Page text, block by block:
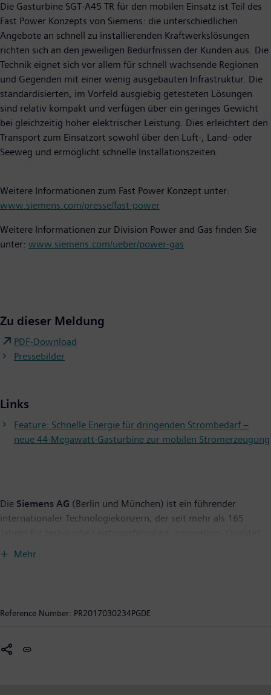
Die Gasturbine SGT-A45 TR für den mobilen Einsatz ist Teil des
Fast Power Konzepts von Siemens: die unterschiedlichen
Angebote an schnell zu installierenden Kraftwerkslösungen
richten sich an den jeweiligen Bedürfnissen der Kunden aus. Die
Technik eignet sich vor allem für schnell wachsende Regionen
und Gegenden mit einer wenig ausgebauten Infrastruktur. Die
standardisierten, im Vorfeld ausgiebig getesteten Lösungen
sind relativ kompakt und verfügen über ein geringes Gewicht
bei gleichzeitig hoher elektrischer Leistung. Dies erleichtert den
Transport zum Einsatzort sowohl über den Luft-, Land- oder
Seeweg und ermöglicht schnelle Installationszeiten.
Weitere Informationen zum Fast Power Konzept unter:
www.siemens.com/presse/fast-power
Weitere Informationen zur Division Power and Gas finden Sie
unter: www.siemens.com/ueber/power-gas
Zu dieser Meldung
PDF-Download
Pressebilder
Links
Feature: Schnelle Energie für dringenden Strombedarf –
neue 44-Megawatt-Gasturbine zur mobilen Stromerzeugung
Die Siemens AG (Berlin und München) ist ein führender
internationaler Technologiekonzern, der seit mehr als 165
Energieübertragungslösungen, Pionier bei
Mehr
Reference Number: PR2017030234PGDE